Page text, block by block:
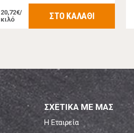
20,72€/
κιλό
ΣΤΟ ΚΑΛΑΘΙ
ΣΧΕΤΙΚΑ ΜΕ ΜΑΣ
Η Εταιρεία